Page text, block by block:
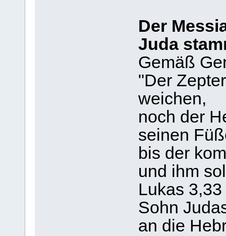
Der
Juda
Gemäß
"Der
weichen,
noch der
seinen
bis der
und ihm
Lukas
Sohn
an die